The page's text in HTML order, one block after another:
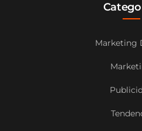
Marketing